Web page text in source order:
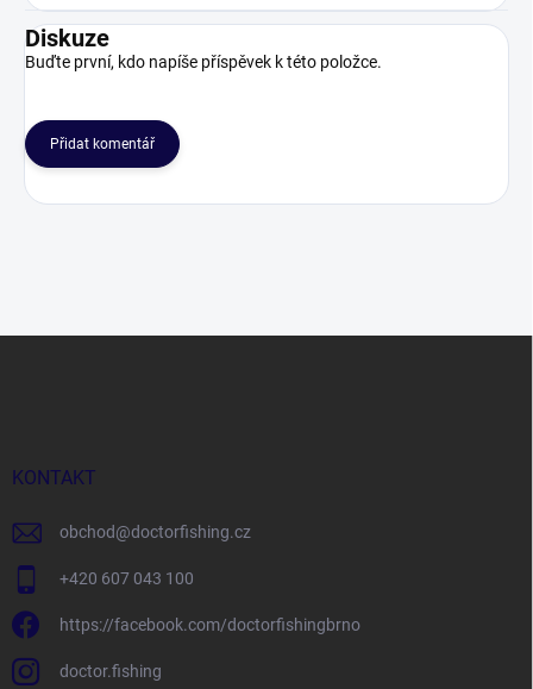
Diskuze
Buďte první, kdo napíše příspěvek k této položce.
Přidat komentář
KONTAKT
obchod@doctorfishing.cz
+420 607 043 100
https://facebook.com/doctorfishingbrno
doctor.fishing